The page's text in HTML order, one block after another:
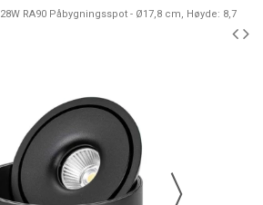
28W RA90 Påbygningsspot - Ø17,8 cm, Høyde: 8,7